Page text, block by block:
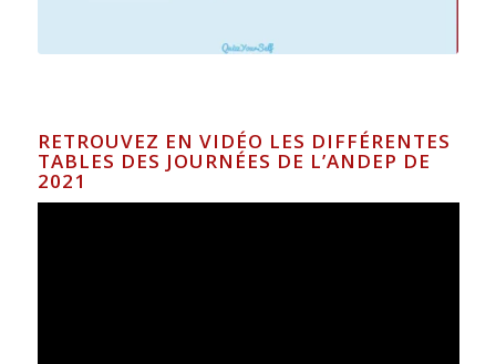
RETROUVEZ EN VIDÉO LES DIFFÉRENTES
TABLES DES JOURNÉES DE L’ANDEP DE
2021